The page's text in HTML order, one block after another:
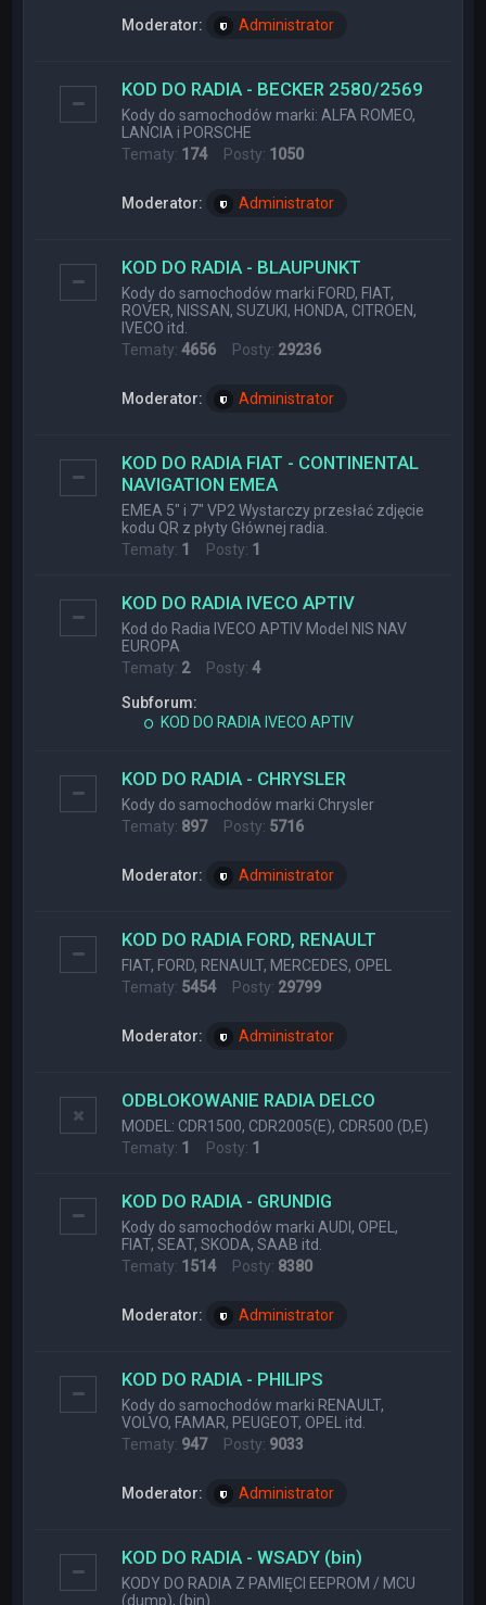
Moderator: Administrator
KOD DO RADIA - BECKER 2580/2569
Kody do samochodów marki: ALFA ROMEO,
LANCIA i PORSCHE
Tematy: 174Posty: 1050
Moderator: Administrator
KOD DO RADIA - BLAUPUNKT
Kody do samochodów marki FORD, FIAT,
ROVER, NISSAN, SUZUKI, HONDA, CITROEN,
IVECO itd.
Tematy:4656 Posty: 29236
Moderator: Administrator
KOD DO RADIA FIAT - CONTINENTAL
NAVIGATION EMEA
EMEA 5" i 7" VP2 Wystarczy przesłać zdjęcie
kodu QR z płyty Głównej radia.
Tematy: 1 Posty: 1
KOD DO RADIA IVECO APTIV
Kod do Radia IVECO APTIV Model NIS NAV
EUROPA
Tematy: 2Posty:4
Subforum:
KOD DO RADIA IVECO APTIV
KOD DO RADIA - CHRYSLER
Kody do samochodów marki Chrysler
Tematy: 897Posty: 5716
Moderator: Administrator
KOD DO RADIA FORD, RENAULT
FIAT, FORD, RENAULT, MERCEDES, OPEL
Tematy: 5454Posty: 29799
Moderator: Administrator
ODBLOKOWANIE RADIA DELCO
MODEL: CDR1500, CDR2005(E), CDR500 (D,E)
Tematy: 1 Posty: 1
KOD DO RADIA - GRUNDIG
Kody do samochodów marki AUDI, OPEL,
FIAT, SEAT, SKODA, SAAB itd.
Tematy: 1514Posty: 8380
Moderator: Administrator
KOD DO RADIA - PHILIPS
Kody do samochodów marki RENAULT,
VOLVO, FAMAR, PEUGEOT, OPEL itd.
Tematy: 947Posty: 9033
Moderator: Administrator
KOD DO RADIA - WSADY (bin)
KODY DO RADIA Z PAMIĘCI EEPROM / MCU
(dump), (bin)